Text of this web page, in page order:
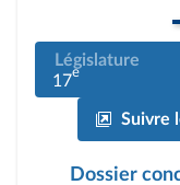
Législature
17e
Suivre
Dossier